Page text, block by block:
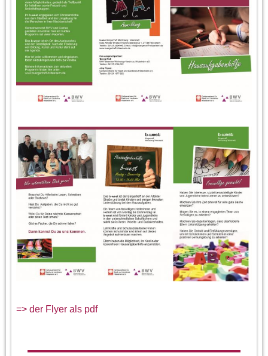
=> der Flyer als pdf